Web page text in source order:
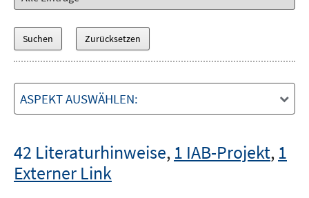
ASPEKT AUSWÄHLEN:
42 Literaturhinweise, 1 IAB-Projekt, 1
Externer Link